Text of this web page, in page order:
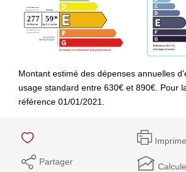
Montant estimé des dépenses annuelles
usage standard entre 630€ et 890€. Pour
référence 01/01/2021.
Partager